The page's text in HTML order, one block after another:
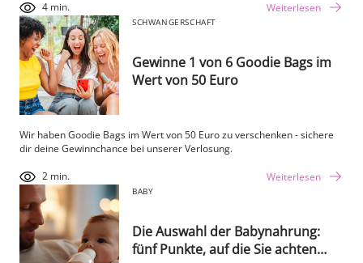
Weiterlesen
4 min.
SCHWANGERSCHAFT
Gewinne 1 von 6 Goodie Bags im
Wert von 50 Euro
Wir haben Goodie Bags im Wert von 50 Euro zu verschenken - sichere
dir deine Gewinnchance bei unserer Verlosung.
Weiterlesen
2 min.
BABY
Die Auswahl der Babynahrung:
fünf Punkte, auf die Sie achten